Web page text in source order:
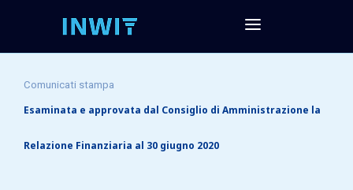
Comunicati stampa
Esaminata e approvata dal Consiglio di Amministrazione la
Relazione Finanziaria al 30 giugno 2020